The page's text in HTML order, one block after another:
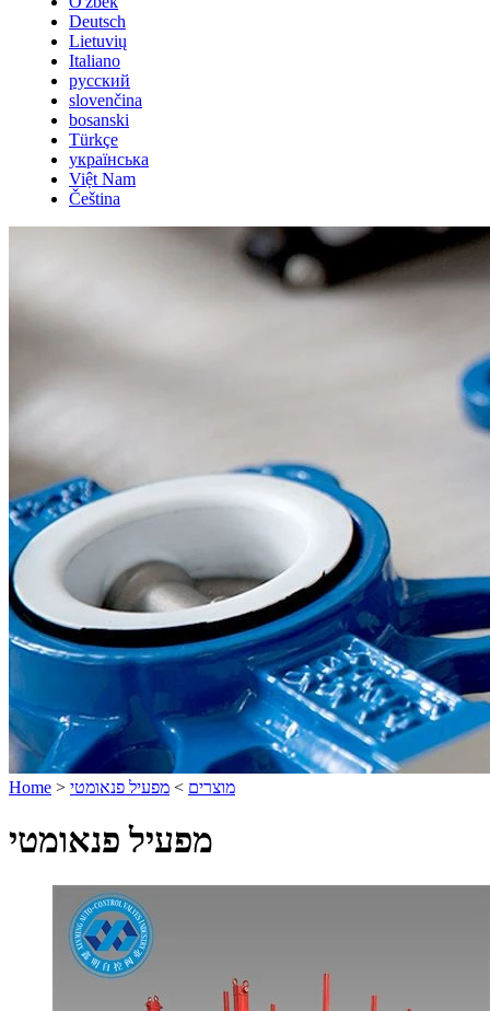
Deutsch
Lietuvių
Italiano
русский
slovenčina
bosanski
Türkçe
українська
Việt Nam
Čeština
Home > מוצרים > מפעיל פנאומטי
מפעיל פנאומטי